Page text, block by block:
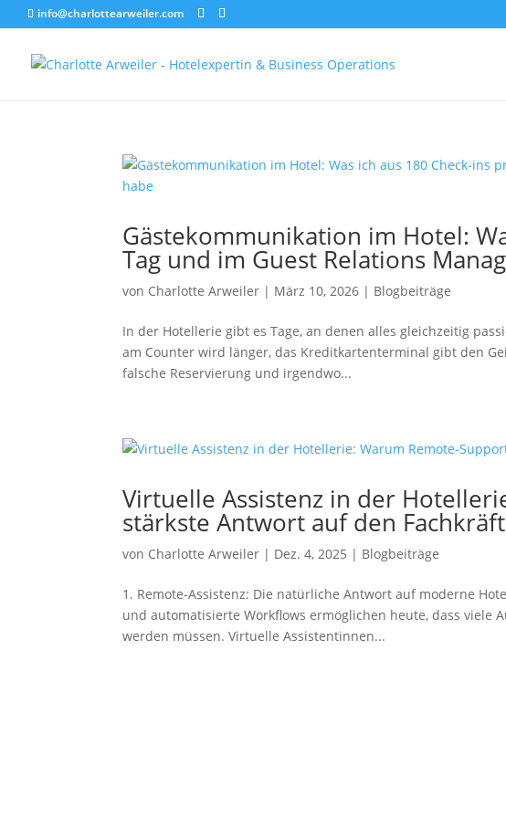
info@charlottearweiler.com
Gästekommunikation im Hotel:
Tag und im Guest Relations
von Charlotte Arweiler | März 10, 2026 | Blogbeiträge
In der Hotellerie gibt es Tage, an denen alles gleichzeitig
am Counter wird länger, das Kreditkartenterminal gibt den
falsche Reservierung und irgendwo...
Virtuelle Assistenz in der
stärkste Antwort auf den
von Charlotte Arweiler | Dez. 4, 2025 | Blogbeiträge
1. Remote-Assistenz: Die natürliche Antwort auf moderne
und automatisierte Workflows ermöglichen heute, dass viele
werden müssen. Virtuelle Assistentinnen...